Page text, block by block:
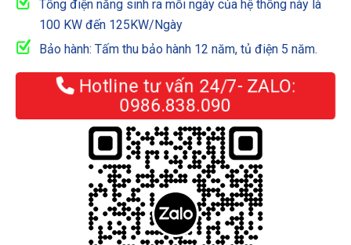
Tổng điện năng sinh ra mỗi ngày của hệ thống này là
100 KW đến 125KW/Ngày
Bảo hành: Tấm thu bảo hành 12 năm, tủ điện 5 năm.
Hotline tư vấn 24/7- ZALO:
0986.838.090